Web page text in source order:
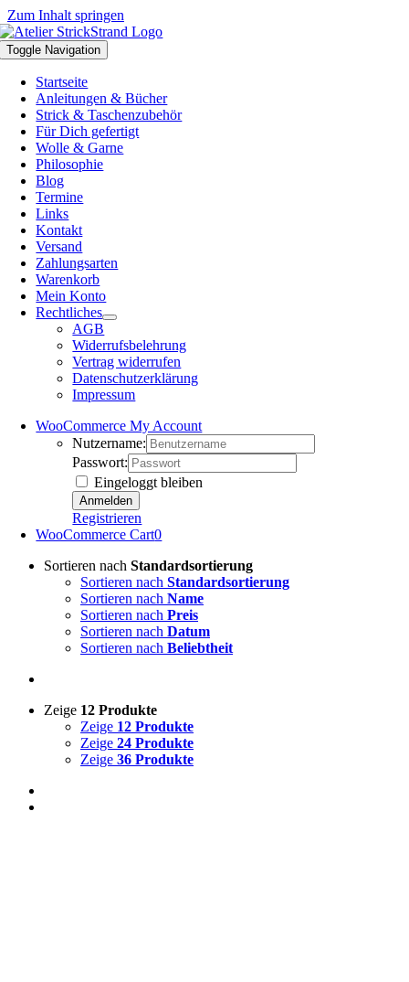
Zum Inhalt springen
Toggle Navigation
Startseite
Anleitungen & Bücher
Strick & Taschenzubehör
Für Dich gefertigt
Wolle & Garne
Philosophie
Blog
Termine
Links
Kontakt
Versand
Zahlungsarten
Warenkorb
Mein Konto
Rechtliches
AGB
Widerrufsbelehrung
Vertrag widerrufen
Datenschutzerklärung
Impressum
WooCommerce My Account
Nutzername:
Passwort:
Eingeloggt bleiben
Registrieren
WooCommerce Cart0
Sortieren nach Standardsortierung
Sortieren nach Standardsortierung
Sortieren nach Name
Sortieren nach Preis
Sortieren nach Datum
Sortieren nach Beliebtheit
Zeige 12 Produkte
Zeige 12 Produkte
Zeige 24 Produkte
Zeige 36 Produkte